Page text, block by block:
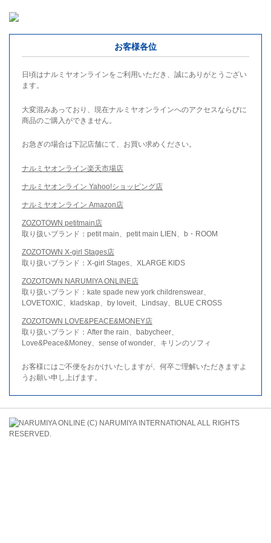
お客様各位
日頃はナルミヤオンラインをご利用いただき、誠にありがとうござい
ます。
大変混みあっており、現在ナルミヤオンラインへのアクセスならびに
商品のご購入ができません。
お急ぎの場合は下記店舗にて、お買い求めください。
ナルミヤオンライン楽天市場店
ナルミヤオンライン Yahoo!ショッピング店
ナルミヤオンライン Amazon店
ZOZOTOWN petitmain店
取り扱いブランド：petit main、petit main LIEN、b・ROOM
ZOZOTOWN X-girl Stages店
取り扱いブランド：X-girl Stages、XLARGE KIDS
ZOZOTOWN NARUMIYA ONLINE店
取り扱いブランド：kate spade new york childrenswear、
LOVETOXIC、kladskap、by loveit、Lindsay、BLUE CROSS
ZOZOTOWN LOVE&PEACE&MONEY店
取り扱いブランド：After the rain、babycheer、
Love&Peace&Money、sense of wonder、キリンのソフィ
お客様にはご不便をおかけいたしますが、何卒ご理解いただきますよ
うお願い申し上げます。